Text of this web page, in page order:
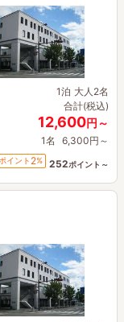
1泊 大人2名
合計(税込)
12,600円～
1名 6,300円～
ポイント 2% 252ポイント～